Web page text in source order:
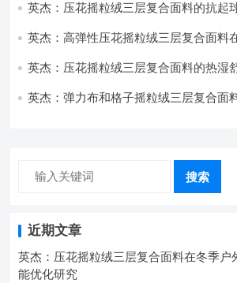
英杰：压花摇粒绒三层复合面料的抗起
英杰：高弹性压花摇粒绒三层复合面料
英杰：压花摇粒绒三层复合面料的热湿
英杰：弹力布和格子摇粒绒三层复合面
搜索
近期文章
英杰：压花摇粒绒三层复合面料在冬季户
能优化研究